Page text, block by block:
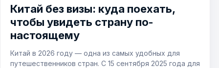
Китай без визы: куда поехать,
чтобы увидеть страну по-
настоящему
Китай в 2026 году — одна из самых удобных для
путешественников стран. С 15 сентября 2025 года для